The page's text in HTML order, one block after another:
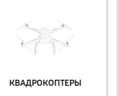
КВАДРОКОПТЕРЫ